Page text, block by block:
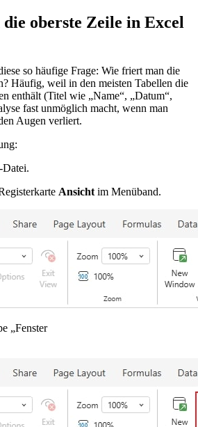
oberste Zeile in Excel
so häufige Frage: Wie friert man die
Häufig, weil in den meisten Tabellen die
enthält (Titel wie „Name“, „Datum“,
fast unmöglich macht, wenn man
Augen verliert.
Ansicht im Menüband.
„Fenster